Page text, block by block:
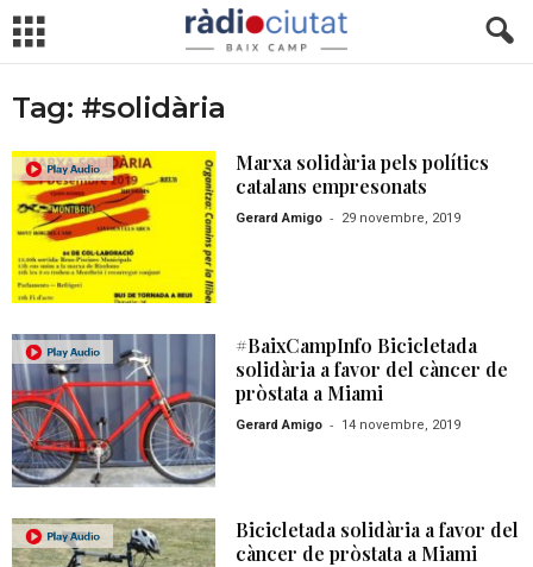
Tag: #solidària
Marxa solidària pels polítics
catalans empresonats
Gerard Amigo - 29 novembre, 2019
#BaixCampInfo Bicicletada
solidària a favor del càncer de
pròstata a Miami
Gerard Amigo - 14 novembre, 2019
Bicicletada solidària a favor del
càncer de pròstata a Miami